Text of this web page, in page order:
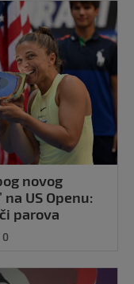
novog
US Openu:
parova
0